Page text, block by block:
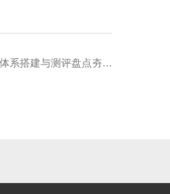
与测评盘点夯实人才供应链